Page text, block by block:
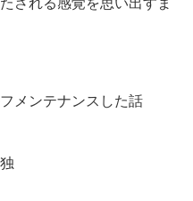
される感覚を思い出すま
メンテナンスした話